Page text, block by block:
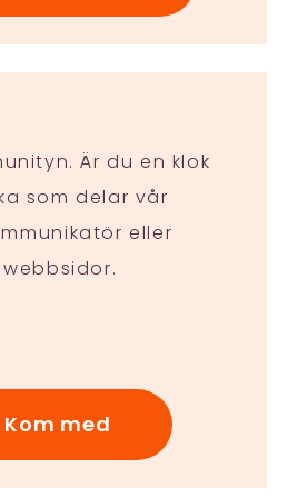
Är du en klok
som delar vår
eller
Kom med